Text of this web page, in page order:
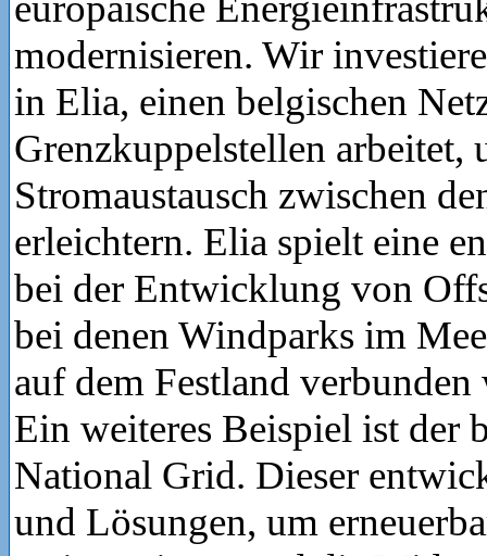
modernisieren. Wir
in Elia, einen belgischen
Grenzkuppelstellen arbeitet,
Stromaustausch zwischen
erleichtern. Elia spielt eine
bei der Entwicklung von
bei denen Windparks im
auf dem Festland
Ein weiteres Beispiel ist der
National Grid. Dieser
und Lösungen, um